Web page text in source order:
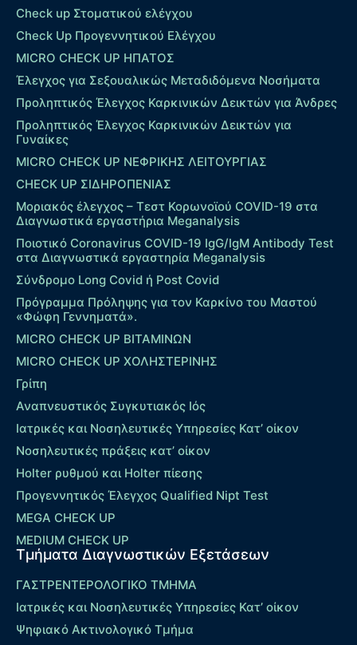
Check up Στοματικού ελέγχου
Check Up Προγεννητικού Ελέγχου
MICRO CHECK UP HΠΑΤΟΣ
Έλεγχος για Σεξουαλικώς Μεταδιδόμενα Νοσήματα
Προληπτικός Έλεγχος Καρκινικών Δεικτών για Άνδρες
Προληπτικός Έλεγχος Καρκινικών Δεικτών για
Γυναίκες
MICRO CHECK UP ΝΕΦΡΙΚΗΣ ΛΕΙΤΟΥΡΓΙΑΣ
CHECK UP ΣΙΔΗΡΟΠΕΝΙΑΣ
Μοριακός έλεγχος – Τεστ Κορωνοϊού COVID-19 στα
Διαγνωστικά εργαστήρια Meganalysis
Ποιοτικό Coronavirus COVID-19 IgG/IgM Antibody Test
στα Διαγνωστικά εργαστηρία Meganalysis
Σύνδρομο Long Covid ή Post Covid
Πρόγραμμα Πρόληψης για τον Καρκίνο του Μαστού
«Φώφη Γεννηματά».
MICRO CHECK UP ΒΙΤΑΜΙΝΩΝ
MICRO CHECK UP ΧΟΛΗΣΤΕΡΙΝΗΣ
Γρίπη
Αναπνευστικός Συγκυτιακός Ιός
Ιατρικές και Νοσηλευτικές Υπηρεσίες Κατ’ οίκον
Νοσηλευτικές πράξεις κατ’ οίκον
Holter ρυθμού και Holter πίεσης
Προγεννητικός Έλεγχος Qualified Nipt Test
MEGA CHECK UP
MEDIUM CHECK UP
Τμήματα Διαγνωστικών Εξετάσεων
ΓΑΣΤΡΕΝΤΕΡΟΛΟΓΙΚΟ ΤΜΗΜΑ
Ιατρικές και Νοσηλευτικές Υπηρεσίες Κατ’ οίκον
Ψηφιακό Ακτινολογικό Τμήμα